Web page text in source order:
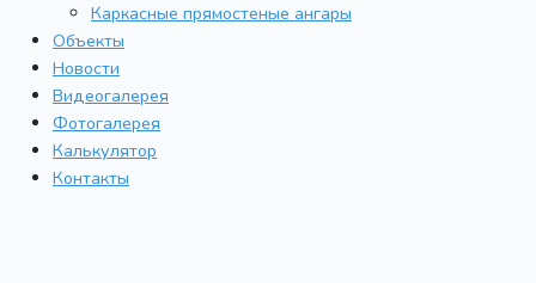
Каркасные прямостеные ангары
Объекты
Новости
Видеогалерея
Фотогалерея
Калькулятор
Контакты